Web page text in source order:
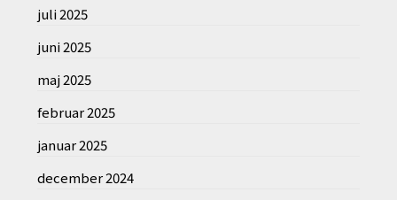
juli 2025
juni 2025
maj 2025
februar 2025
januar 2025
december 2024